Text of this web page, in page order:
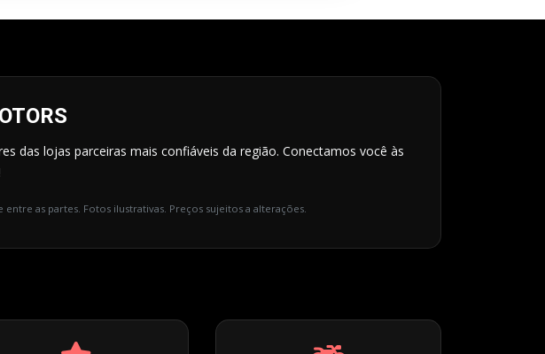
das lojas parceiras mais confiáveis da região. Conectamos você às
as partes. Fotos ilustrativas. Preços sujeitos a alterações.